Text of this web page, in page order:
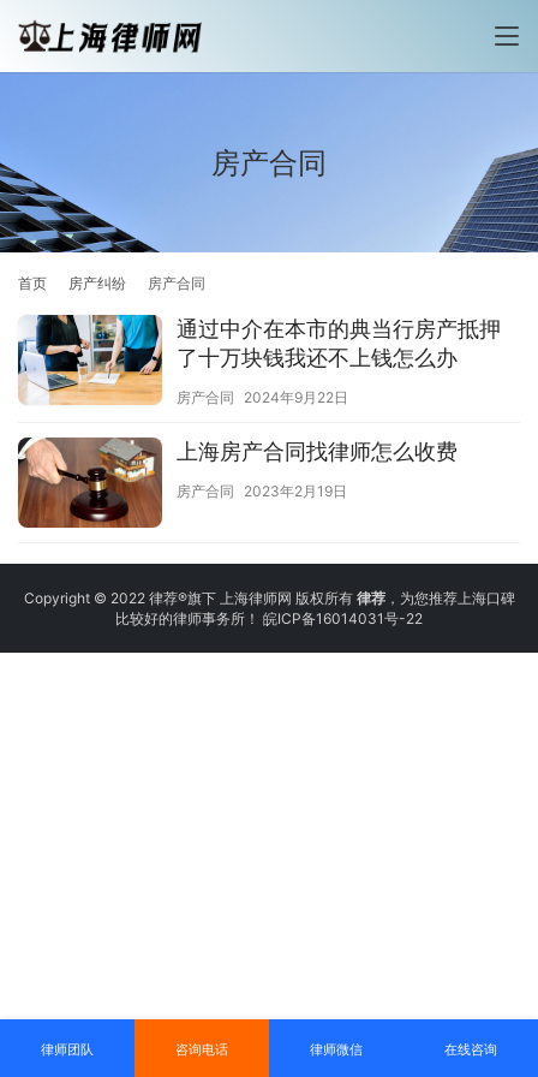
房产合同
首页 房产纠纷 房产合同
通过中介在本市的典当行房产抵押
了十万块钱我还不上钱怎么办
房产合同 2024年9月22日
上海房产合同找律师怎么收费
房产合同 2023年2月19日
Copyright © 2022 律荐®旗下 上海律师网 版权所有 律荐，为您推荐上海口碑
比较好的律师事务所！ 皖ICP备16014031号-22
律师团队 咨询电话 律师微信 在线咨询